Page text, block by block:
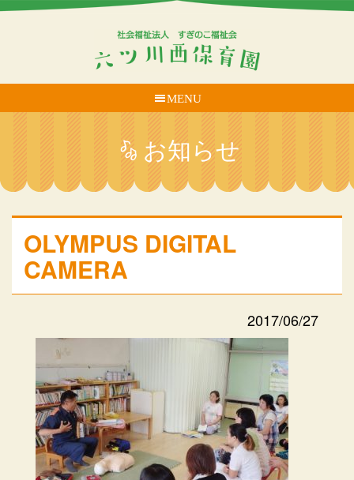
MENU
お知らせ
OLYMPUS DIGITAL
CAMERA
2017/06/27